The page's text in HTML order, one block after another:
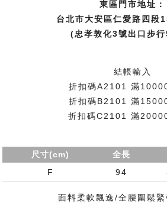
東區門市地址：
台北市大安區仁愛路四段
(忠孝敦化3號出口步
結帳輸入
折扣碼A2101 滿
折扣碼B2101 滿
折扣碼C2101 滿
尺寸(cm) 全長
F
94
面料柔軟飄逸/全腰圍鬆